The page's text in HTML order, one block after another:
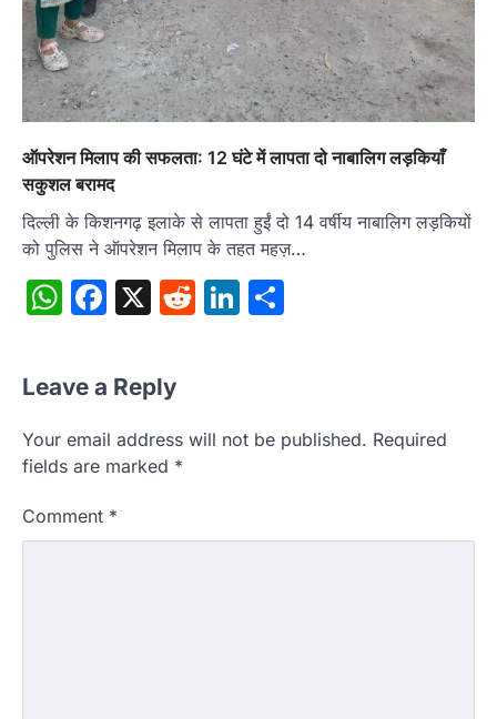
ऑपरेशन मिलाप की सफलता: 12 घंटे में लापता दो नाबालिग लड़कियाँ
सकुशल बरामद
दिल्ली के किशनगढ़ इलाके से लापता हुईं दो 14 वर्षीय नाबालिग लड़कियों
को पुलिस ने ऑपरेशन मिलाप के तहत महज़…
WhatsApp
Facebook
X RedditLinkedIn
Leave a Reply
Your email address will not be published. Required
fields are marked *
Comment *